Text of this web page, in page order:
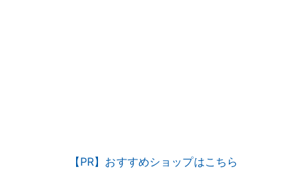
【PR】おすすめショップはこちら